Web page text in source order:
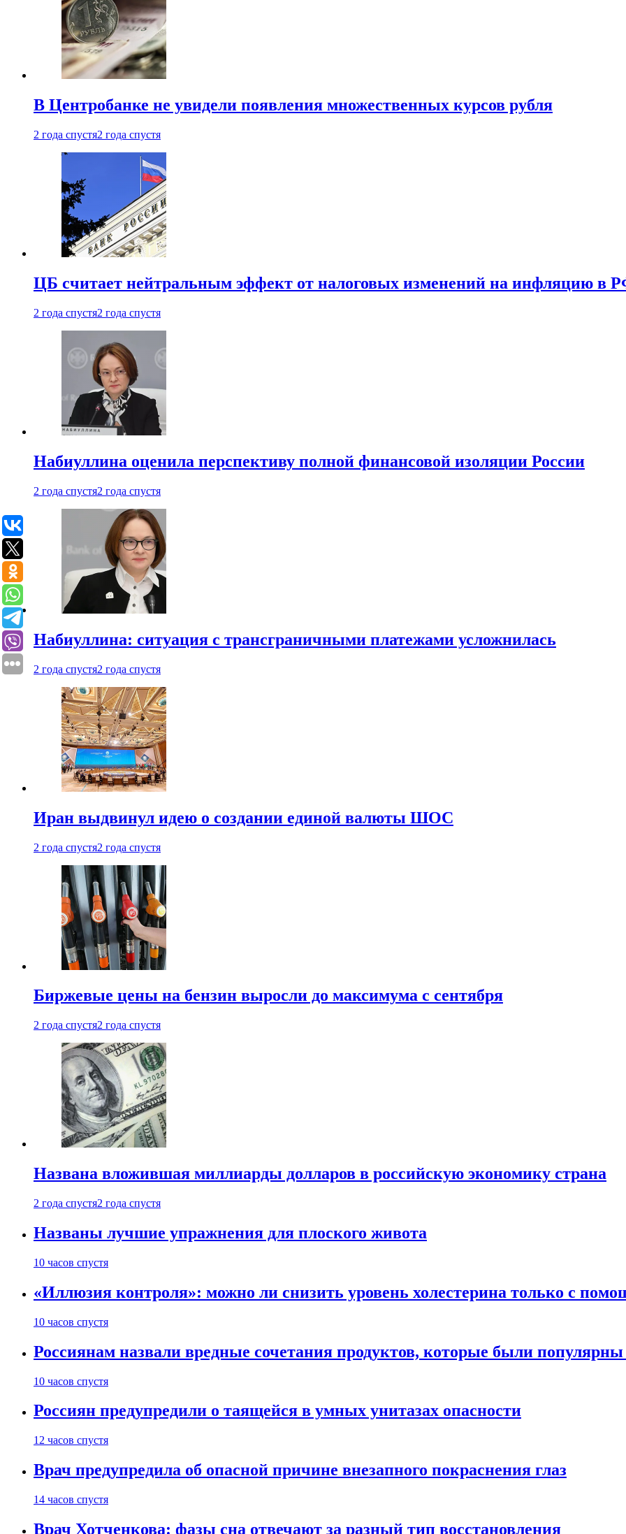
В Центробанке не увидели появления множественных курсов рубля
2 года спустя2 года спустя
ЦБ считает нейтральным эффект от налоговых изменений на инфляцию в
2 года спустя2 года спустя
Набиуллина оценила перспективу полной финансовой изоляции России
2 года спустя2 года спустя
Набиуллина: ситуация с трансграничными платежами усложнилась
2 года спустя2 года спустя
Иран выдвинул идею о создании единой валюты ШОС
2 года спустя2 года спустя
Биржевые цены на бензин выросли до максимума с сентября
2 года спустя2 года спустя
Названа вложившая миллиарды долларов в российскую экономику страна
2 года спустя2 года спустя
Названы лучшие упражнения для плоского живота
10 часов спустя
«Иллюзия контроля»: можно ли снизить уровень холестерина только с
10 часов спустя
Россиянам назвали вредные сочетания продуктов, которые были
10 часов спустя
Россиян предупредили о таящейся в умных унитазах опасности
12 часов спустя
Врач предупредила об опасной причине внезапного покраснения глаз
14 часов спустя
Врач Хотченкова: фазы сна отвечают за разный тип восстановления